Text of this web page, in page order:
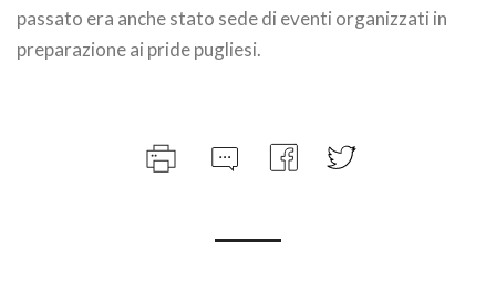
passato era anche stato sede di eventi organizzati in
preparazione ai pride pugliesi.